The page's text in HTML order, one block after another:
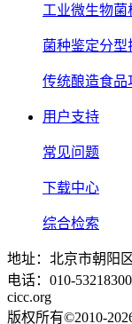
工业微生物菌
菌种鉴定分型
传统酿造食品
用户支持
常见问题
下载中心
综合检索
地址：北京市朝阳
电话：010-
cicc.org
版权所有©2010-